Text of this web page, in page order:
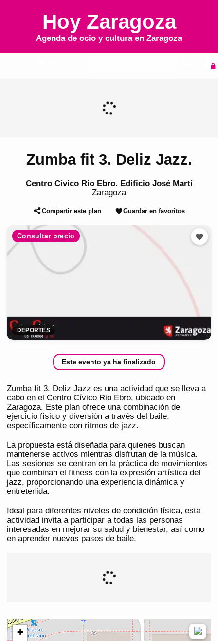
Hoy Zaragoza
Agenda de ocio y cultura en Zaragoza
Zumba fit 3. Deliz Jazz.
Centro Cívico Rio Ebro. Edificio José Martí
Zaragoza
Compartir este plan Guardar en favoritos
Consultar precio
DEPORTES
Este evento ya ha finalizado
Zumba fit 3. Deliz Jazz es una actividad que se lleva a
cabo en el Centro Cívico Rio Ebro, ubicado en
Zaragoza. Este plan ofrece una combinación de
ejercicio físico y diversión a través del baile,
específicamente con ritmos de jazz.
La propuesta está diseñada para quienes buscan
mantenerse activos mientras disfrutan de la música.
Las sesiones se centran en la práctica de movimientos
que combinan el fitness con la expresión artística del
jazz, proporcionando una experiencia dinámica y
entretenida.
Ideal para diferentes niveles de condición física, esta
actividad invita a participar a todas las personas
interesadas en mejorar su salud y bienestar, así como
en aprender nuevos pasos de baile.